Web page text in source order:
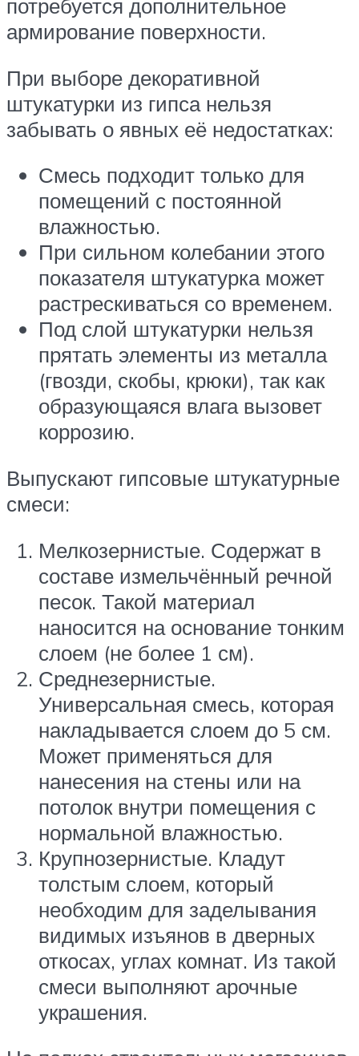
потребуется дополнительное
армирование поверхности.
При выборе декоративной
штукатурки из гипса нельзя
забывать о явных её недостатках:
Смесь подходит только для
помещений с постоянной
влажностью.
При сильном колебании этого
показателя штукатурка может
растрескиваться со временем.
Под слой штукатурки нельзя
прятать элементы из металла
(гвозди, скобы, крюки), так как
образующаяся влага вызовет
коррозию.
Выпускают гипсовые штукатурные
смеси:
Мелкозернистые. Содержат в
составе измельчённый речной
песок. Такой материал
наносится на основание тонким
слоем (не более 1 см).
Среднезернистые.
Универсальная смесь, которая
накладывается слоем до 5 см.
Может применяться для
нанесения на стены или на
потолок внутри помещения с
нормальной влажностью.
Крупнозернистые. Кладут
толстым слоем, который
необходим для заделывания
видимых изъянов в дверных
откосах, углах комнат. Из такой
смеси выполняют арочные
украшения.